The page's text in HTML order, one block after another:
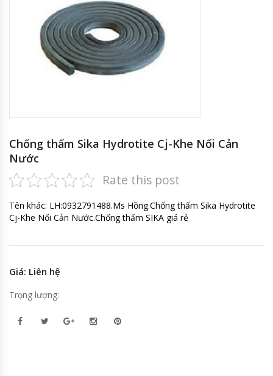
Chống thấm Sika Hydrotite Cj-Khe Nối Cản
Nước
Rate this post
Tên khác: LH:0932791488.Ms Hồng.Chống thấm Sika Hydrotite
Cj-Khe Nối Cản Nước.Chống thấm SIKA giá rẻ
Giá: Liên hệ
Trọng lượng: